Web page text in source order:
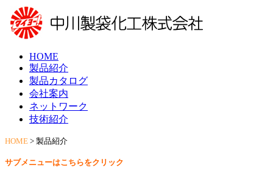
HOME
製品紹介
製品カタログ
会社案内
ネットワーク
技術紹介
HOME > 製品紹介
サブメニューはこちらをクリック